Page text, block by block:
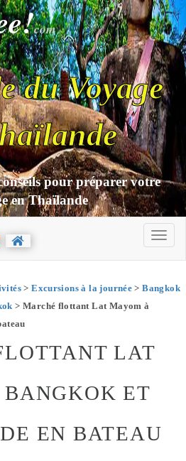
com
du Voyage
pour préparer votre
en Thaïlande
>Excursions à la journée >Bangkok
> Marché flottant Lat Mayom à
LAT
ET
EN BATEAU